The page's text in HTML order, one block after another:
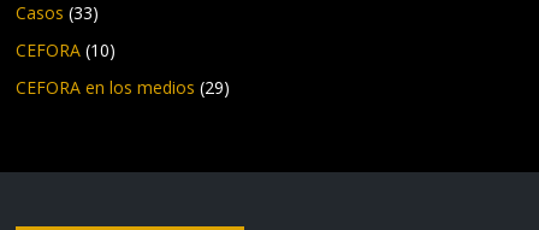
Casos (33)
CEFORA (10)
CEFORA en los medios (29)